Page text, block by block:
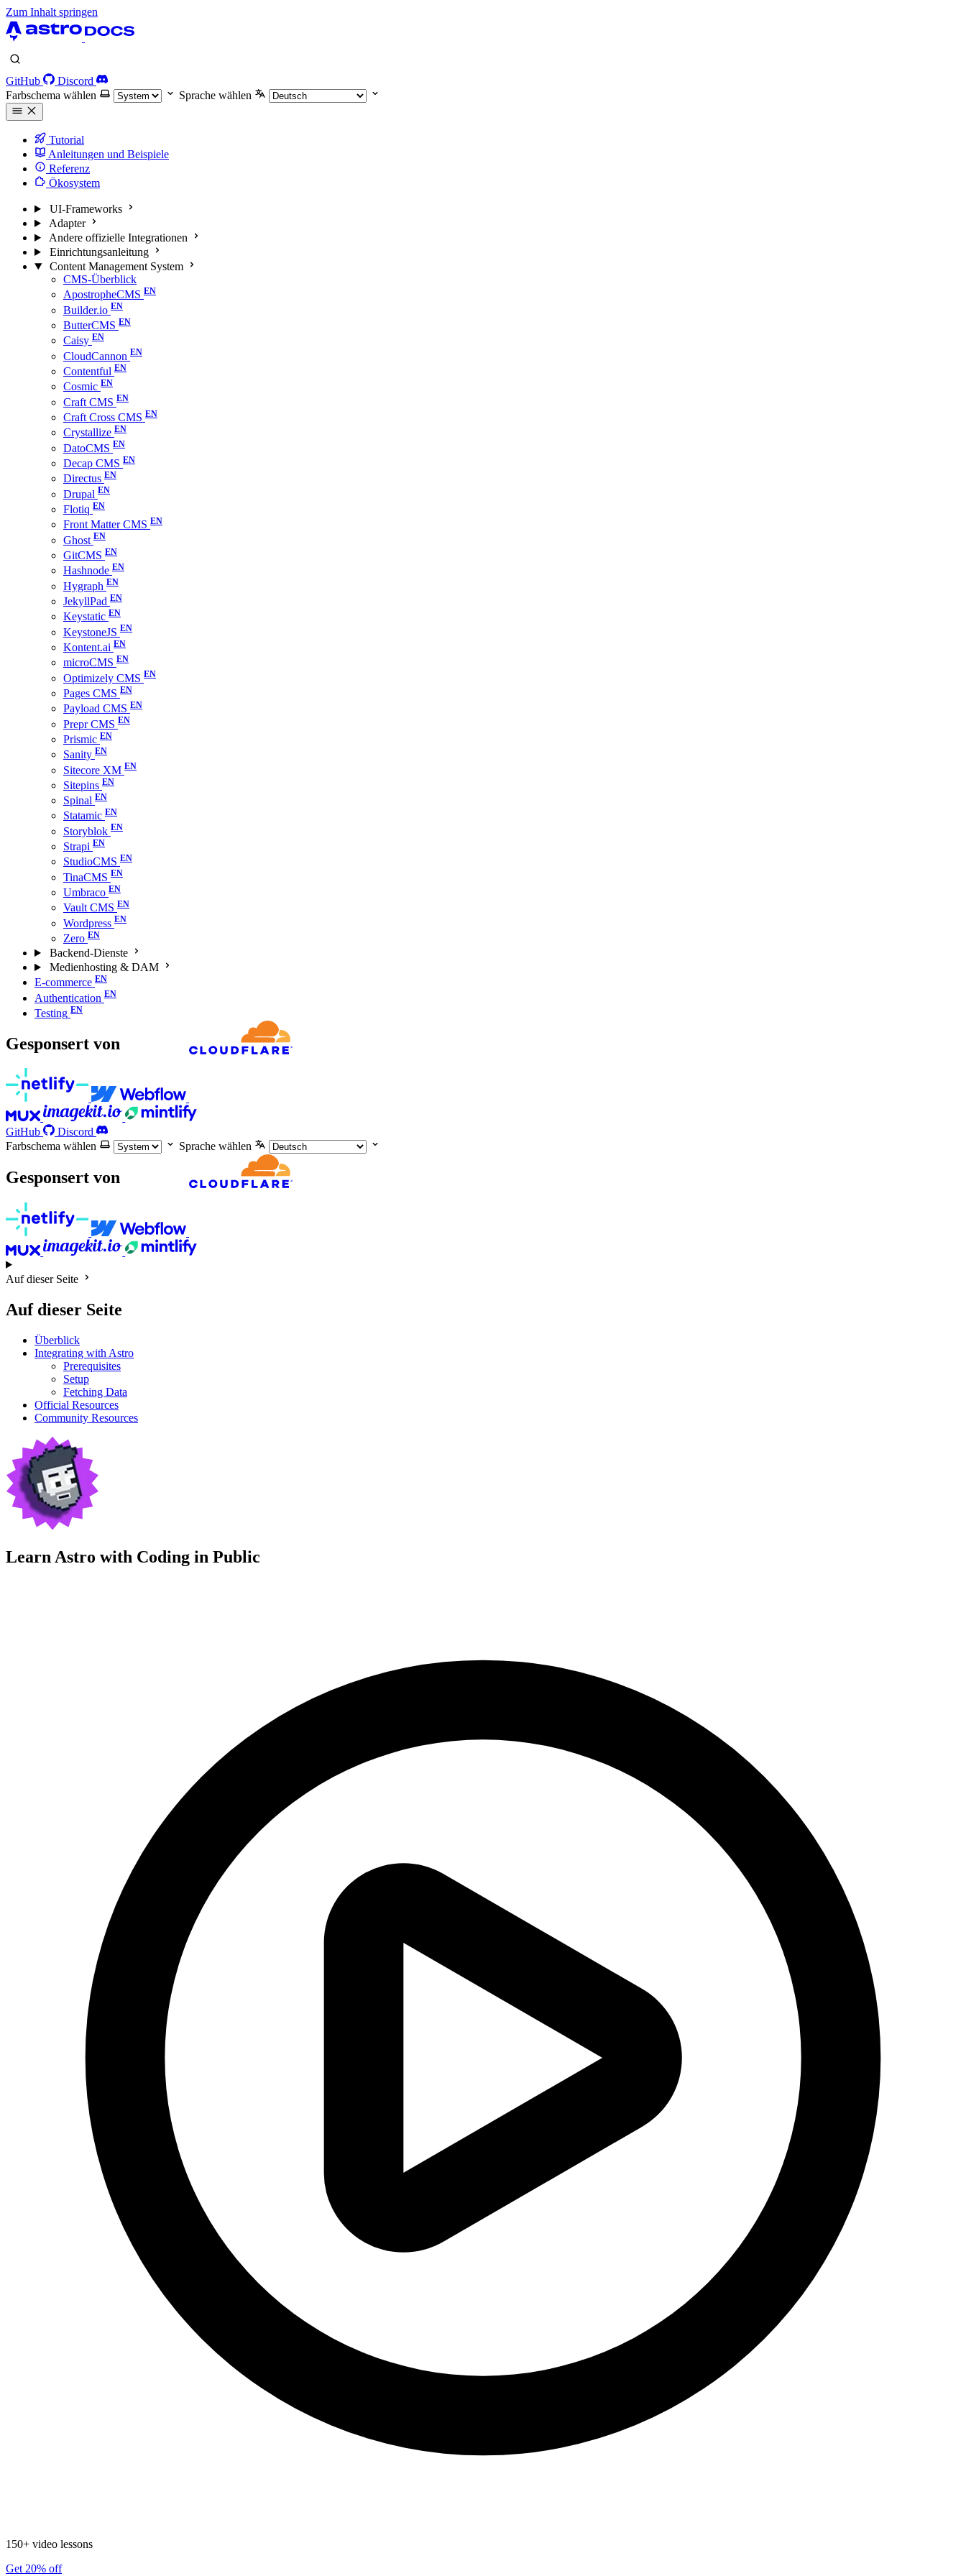
Zum Inhalt springen
GitHub
Discord
Farbschema wählen
Sprache wählen
Tutorial
Anleitungen und Beispiele
Referenz
Ökosystem
UI-Frameworks
Adapter
Andere offizielle Integrationen
Einrichtungsanleitung
Content Management System
CMS-Überblick
ApostropheCMS
Builder.io
ButterCMS
Caisy
CloudCannon
Contentful
Cosmic
Craft CMS
Craft Cross CMS
Crystallize
DatoCMS
Decap CMS
Directus
Drupal
Flotiq
Front Matter CMS
Ghost
GitCMS
Hashnode
Hygraph
JekyllPad
Keystatic
KeystoneJS
Kontent.ai
microCMS
Optimizely CMS
Pages CMS
Payload CMS
Prepr CMS
Prismic
Sanity
Sitecore XM
Sitepins
Spinal
Statamic
Storyblok
Strapi
StudioCMS
TinaCMS
Umbraco
Vault CMS
Wordpress
Zero
Backend-Dienste
Medienhosting & DAM
E-commerce
Authentication
Testing
Gesponsert von
GitHub
Discord
Farbschema wählen
Sprache wählen
Gesponsert von
Auf dieser Seite
Auf dieser Seite
Überblick
Integrating with Astro
Prerequisites
Setup
Fetching Data
Official Resources
Community Resources
Learn Astro with Coding in Public
150+ video lessons
Get 20% off